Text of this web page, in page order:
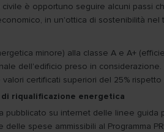
è opportuno seguire alcuni passi
in un'ottica di sostenibilità nel
minore) alla classe A e A+
dell'edificio preso in
certificati superiori del 25% rispetto
riqualificazione energetica
su internet delle linee
spese ammissibili al Programma